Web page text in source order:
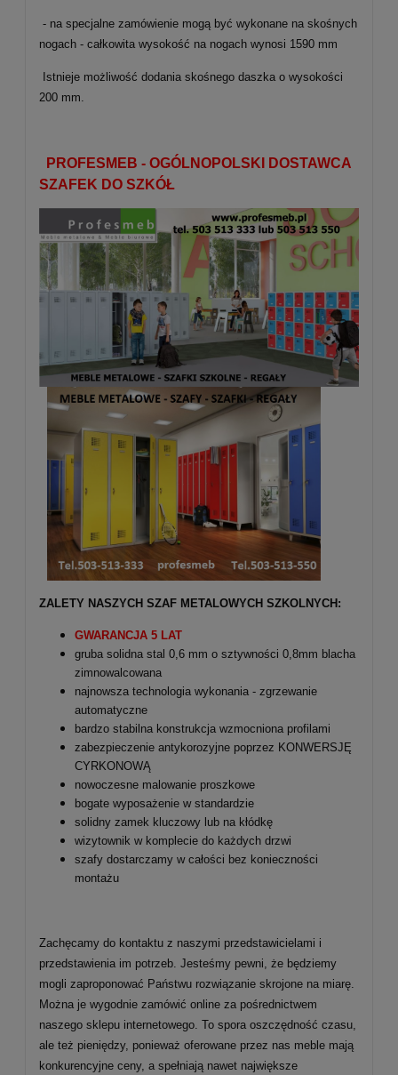
- na specjalne zamówienie mogą być wykonane na skośnych
nogach - całkowita wysokość na nogach wynosi 1590 mm
Istnieje możliwość dodania skośnego daszka o wysokości
200 mm.
PROFESMEB - OGÓLNOPOLSKI DOSTAWCA
SZAFEK DO SZKÓŁ
ZALETY NASZYCH SZAF METALOWYCH SZKOLNYCH:
GWARANCJA 5 LAT
gruba solidna stal 0,6 mm o sztywności 0,8mm blacha
zimnowalcowana
najnowsza technologia wykonania - zgrzewanie
automatyczne
bardzo stabilna konstrukcja wzmocniona profilami
zabezpieczenie antykorozyjne poprzez KONWERSJĘ
CYRKONOWĄ
nowoczesne malowanie proszkowe
bogate wyposażenie w standardzie
solidny zamek kluczowy lub na kłódkę
wizytownik w komplecie do każdych drzwi
szafy dostarczamy w całości bez konieczności
montażu
Zachęcamy do kontaktu z naszymi przedstawicielami i
przedstawienia im potrzeb. Jesteśmy pewni, że będziemy
mogli zaproponować Państwu rozwiązanie skrojone na miarę.
Można je wygodnie zamówić online za pośrednictwem
naszego sklepu internetowego. To spora oszczędność czasu,
ale też pieniędzy, ponieważ oferowane przez nas meble mają
konkurencyjne ceny, a spełniają nawet największe